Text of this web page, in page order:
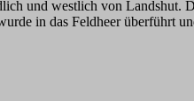
und westlich von Landshut.
in das Feldheer überführt